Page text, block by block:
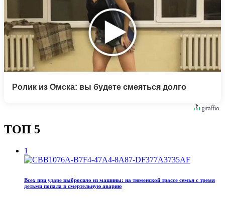
Ролик из Омска: вы будете смеяться долго
ТОП 5
1
Всех при ударе выбросило из машины: на тюменской трассе семья с тремя
детьми попала в смертельную аварию